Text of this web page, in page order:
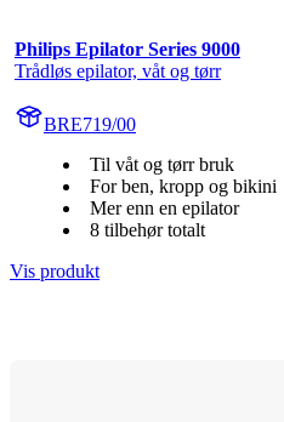
Philips Epilator Series 9000
Trådløs epilator, våt og tørr
BRE719/00
Til våt og tørr bruk
For ben, kropp og bikini
Mer enn en epilator
8 tilbehør totalt
Vis produkt